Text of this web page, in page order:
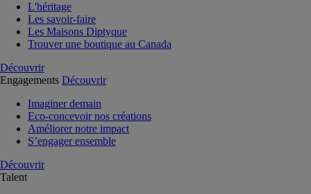
L'héritage
Les savoir-faire
Les Maisons Diptyque
Trouver une boutique au Canada
Découvrir
Engagements Découvrir
Imaginer demain
Eco-concevoir nos créations
Améliorer notre impact
S’engager ensemble
Découvrir
Talent